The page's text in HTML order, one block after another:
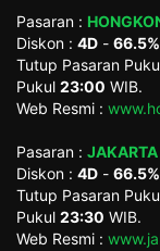
Pasaran :
Diskon : 4D - 66.5%
Tutup Pasaran
Pukul 23:00 WIB.
Web Resmi :
Pasaran : JAKARTA
Diskon : 4D - 66.5%
Tutup Pasaran
Pukul 23:30 WIB.
Web Resmi :